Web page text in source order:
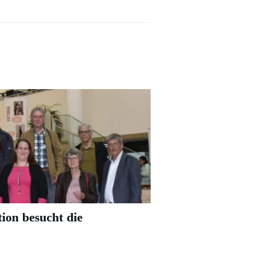
besucht die